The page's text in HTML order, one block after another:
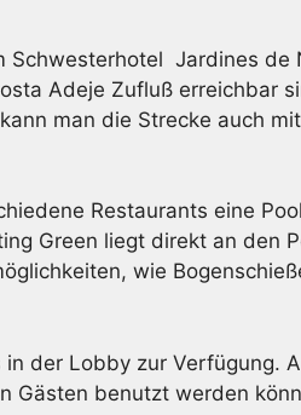
Schwesterhotel Jardines de
Adeje Zufluß erreichbar
man die Strecke auch
Restaurants eine
Green liegt direkt an den
wie
der Lobby zur Verfügung.
Gästen benutzt werden